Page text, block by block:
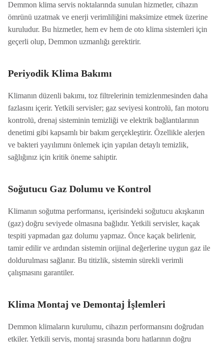
Demmon klima servis noktalarında sunulan hizmetler, cihazın
ömrünü uzatmak ve enerji verimliliğini maksimize etmek üzerine
kuruludur. Bu hizmetler, hem ev hem de oto klima sistemleri için
geçerli olup, Demmon uzmanlığı gerektirir.
Periyodik Klima Bakımı
Klimanın düzenli bakımı, toz filtrelerinin temizlenmesinden daha
fazlasını içerir. Yetkili servisler; gaz seviyesi kontrolü, fan motoru
kontrolü, drenaj sisteminin temizliği ve elektrik bağlantılarının
denetimi gibi kapsamlı bir bakım gerçekleştirir. Özellikle alerjen
ve bakteri yayılımını önlemek için yapılan detaylı temizlik,
sağlığınız için kritik öneme sahiptir.
Soğutucu Gaz Dolumu ve Kontrol
Klimanın soğutma performansı, içerisindeki soğutucu akışkanın
(gaz) doğru seviyede olmasına bağlıdır. Yetkili servisler, kaçak
tespiti yapmadan gaz dolumu yapmaz. Önce kaçak belirlenir,
tamir edilir ve ardından sistemin orijinal değerlerine uygun gaz ile
doldurulması sağlanır. Bu titizlik, sistemin sürekli verimli
çalışmasını garantiler.
Klima Montaj ve Demontaj İşlemleri
Demmon klimaların kurulumu, cihazın performansını doğrudan
etkiler. Yetkili servis, montaj sırasında boru hatlarının doğru